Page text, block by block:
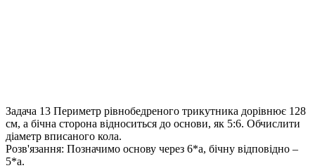
Задача 13 Периметр рівнобедреного трикутника дорівнює 128
см, а бічна сторона відноситься до основи, як 5:6. Обчислити
діаметр вписаного кола.
Розв'язання: Позначимо основу через 6*a, бічну відповідно –
5*a.